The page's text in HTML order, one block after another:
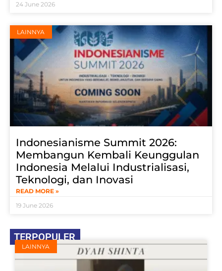
24 June 2026
LAINNYA
Indonesianisme Summit 2026:
Membangun Kembali Keunggulan
Indonesia Melalui Industrialisasi,
Teknologi, dan Inovasi
READ MORE »
19 June 2026
TERPOPULER
LAINNYA